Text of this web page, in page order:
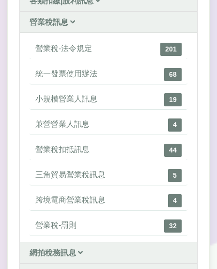
營業稅訊息
營業稅-法令規定 201
統一發票使用辦法 68
小規模營業人訊息 19
兼營營業人訊息 4
營業稅扣抵訊息 44
三角貿易營業稅訊息 5
跨境電商營業稅訊息 4
營業稅-罰則 32
網拍稅務訊息